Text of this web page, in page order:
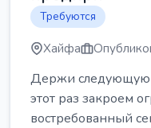
Требуются
Хайфа
Держи следующую
этот раз закроем
востребованный